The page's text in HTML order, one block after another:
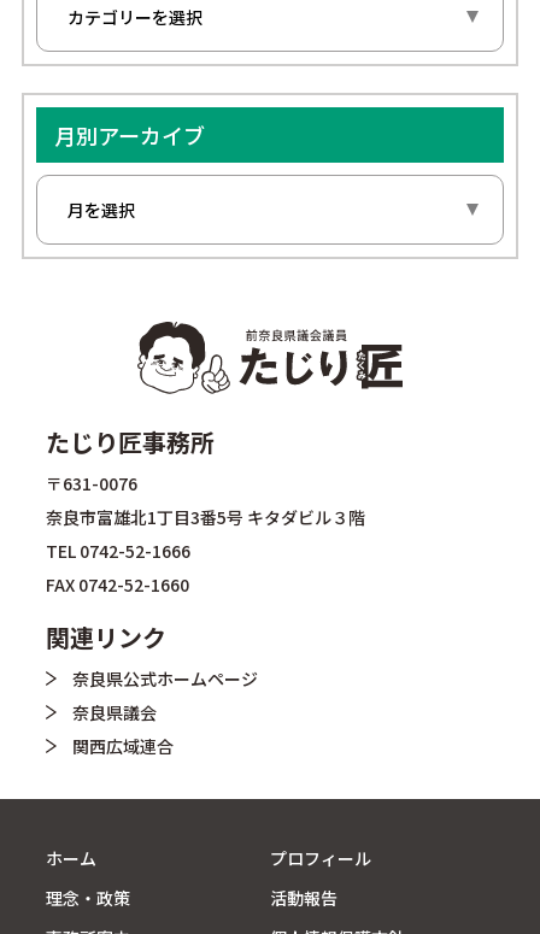
月別アーカイブ
たじり匠事務所
〒631-0076
奈良市富雄北1丁目3番5号 キタダビル３階
TEL 0742-52-1666
FAX 0742-52-1660
関連リンク
奈良県公式ホームページ
奈良県議会
関西広域連合
ホーム
プロフィール
理念・政策
活動報告